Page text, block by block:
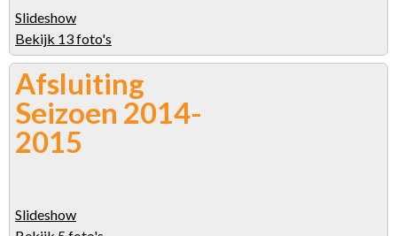
Slideshow
Bekijk 13 foto's
Afsluiting
Seizoen 2014-
2015
Slideshow